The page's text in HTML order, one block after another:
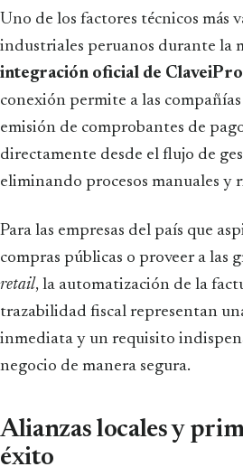
Uno de los factores técnicos más
industriales peruanos durante la
integración oficial de
conexión permite a las
emisión de comprobantes de
directamente desde el flujo de
eliminando procesos manuales y
Para las empresas del país que
compras públicas o proveer a las
retail, la automatización de la
trazabilidad fiscal representan
inmediata y un requisito
negocio de manera segura.
Alianzas locales y
éxito